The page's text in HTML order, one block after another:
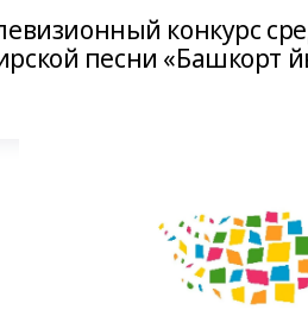
конкурс
песни «Башкорт